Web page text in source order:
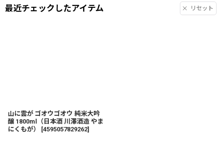
最近チェックしたアイテム リセット
山に雲が ゴオウゴオウ 純米大吟
醸 1800ml（日本酒 川澤酒造 やま
にくもが）
[4595057829262]